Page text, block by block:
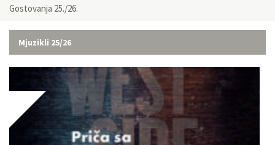
Gostovanja 25./26.
Mjuzikli 25/26